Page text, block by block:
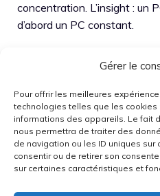
Gérer le
Pour offrir les meilleures
technologies telles que les cookies
informations des appareils. Le fait
nous permettra de traiter des
de navigation ou les ID uniques sur
consentir ou de retirer son
sur certaines caractéristiques et
concentration. L’insight : un
d’abord un PC constant.
Scénario 3 : PC
silencieux,
Le silence repose sur une
filtres propres, et
alimentation avec mode
le bruit en usage léger.